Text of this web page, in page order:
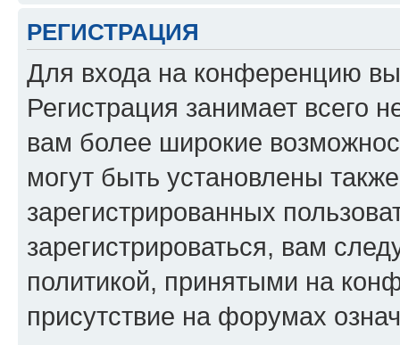
РЕГИСТРАЦИЯ
Для входа на конференцию
Регистрация занимает всего
вам более широкие
могут быть установлены
зарегистрированных
зарегистрироваться, вам
политикой, принятыми на
присутствие на форумах